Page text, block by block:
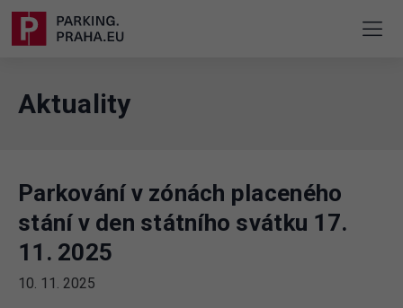
Aktuality
Parkování v zónách placeného
stání v den státního svátku 17.
11. 2025
10. 11. 2025